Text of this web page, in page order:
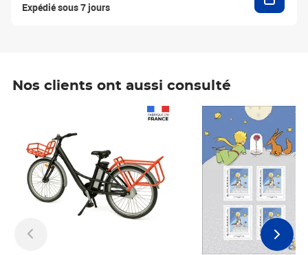
Expédié sous 7 jours
Nos clients ont aussi consulté
Prix 7,50€